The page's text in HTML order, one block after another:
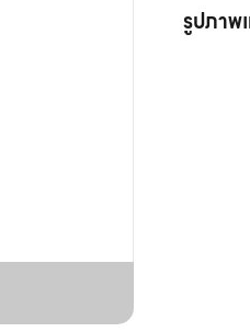
รูปภาพ